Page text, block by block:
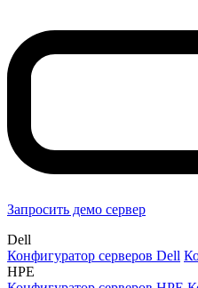
Запросить демо сервер
Dell
Конфигуратор серверов Dell
HPE